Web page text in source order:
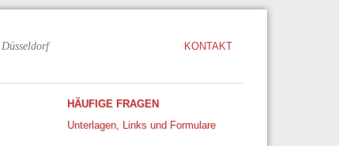
KONTAKT
HÄUFIGE FRAGEN
Unterlagen, Links und Formulare